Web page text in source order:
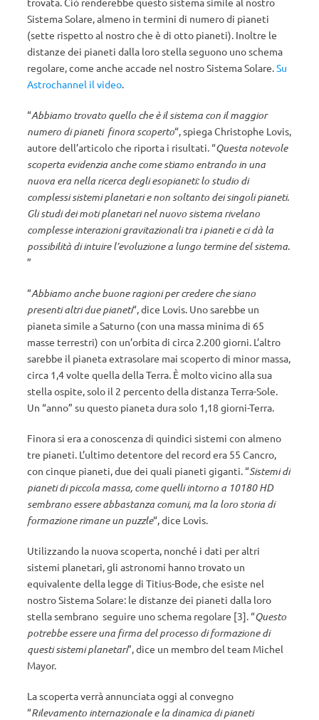
Sistema Solare, almeno in termini di numero di pianeti
(sette rispetto al nostro che è di otto pianeti). Inoltre le
distanze dei pianeti dalla loro stella seguono uno schema
regolare, come anche accade nel nostro Sistema Solare.Su
Astrochannel il video.
“Abbiamo trovato quello che è il sistema con il maggior
numero di pianeti finora scoperto“, spiega Christophe Lovis,
autore dell’articolo che riporta i risultati. “Questa notevole
scoperta evidenzia anche come stiamo entrando in una
nuova era nella ricerca degli esopianeti: lo studio di
complessi sistemi planetari e non soltanto dei singoli pianeti.
Gli studi dei moti planetari nel nuovo sistema rivelano
complesse interazioni gravitazionali tra i pianeti e ci dà la
possibilità di intuire l’evoluzione a lungo termine del sistema.
”
“Abbiamo anche buone ragioni per credere che siano
presenti altri due pianeti“, dice Lovis. Uno sarebbe un
pianeta simile a Saturno (con una massa minima di 65
masse terrestri) con un’orbita di circa 2.200 giorni. L’altro
sarebbe il pianeta extrasolare mai scoperto di minor massa,
circa 1,4 volte quella della Terra. È molto vicino alla sua
stella ospite, solo il 2 percento della distanza Terra-Sole.
Un “anno” su questo pianeta dura solo 1,18 giorni-Terra.
Finora si era a conoscenza di quindici sistemi con almeno
tre pianeti. L’ultimo detentore del record era 55 Cancro,
con cinque pianeti, due dei quali pianeti giganti. “Sistemi di
pianeti di piccola massa, come quelli intorno a 10180 HD
sembrano essere abbastanza comuni, ma la loro storia di
formazione rimane un puzzle“, dice Lovis.
Utilizzando la nuova scoperta, nonché i dati per altri
sistemi planetari, gli astronomi hanno trovato un
equivalente della legge di Titius-Bode, che esiste nel
nostro Sistema Solare: le distanze dei pianeti dalla loro
stella sembrano seguire uno schema regolare [3]. “Questo
potrebbe essere una firma del processo di formazione di
questi sistemi planetari”, dice un membro del team Michel
Mayor.
La scoperta verrà annunciata oggi al convegno
“Rilevamento internazionale e la dinamica di pianeti